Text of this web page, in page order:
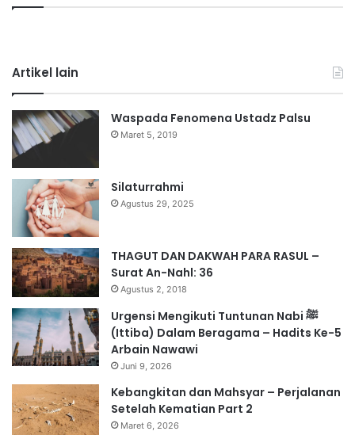
Artikel lain
Waspada Fenomena Ustadz Palsu
Maret 5, 2019
Silaturrahmi
Agustus 29, 2025
THAGUT DAN DAKWAH PARA RASUL –
Surat An-Nahl: 36
Agustus 2, 2018
Urgensi Mengikuti Tuntunan Nabi ﷺ
(Ittiba) Dalam Beragama – Hadits Ke-5
Arbain Nawawi
Juni 9, 2026
Kebangkitan dan Mahsyar – Perjalanan
Setelah Kematian Part 2
Maret 6, 2026